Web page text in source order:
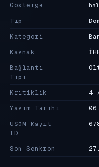
Gösterge
Tip
Kategori
Kaynak
Bağlantı
Tipi
Kritiklik
4
Yayım Tarihi
USOM Kayıt
ID
Son Senkron